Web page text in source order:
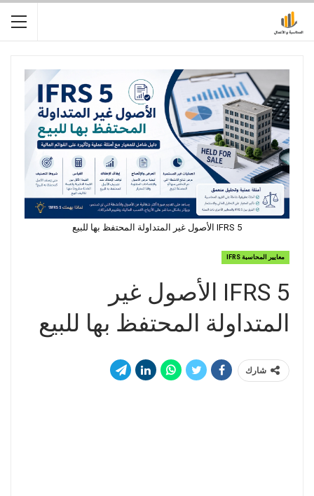
IFRS 5 الأصول غير المتداولة المحتفظ بها للبيع
معايير المحاسبة IFRS
IFRS 5 الأصول غير
المتداولة المحتفظ بها للبيع
شارك